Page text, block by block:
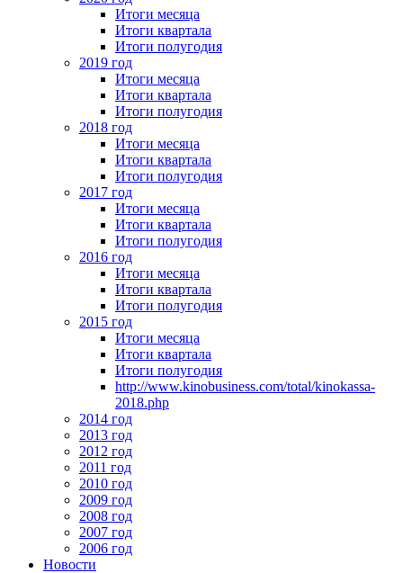
Итоги месяца
Итоги квартала
Итоги полугодия
2019 год
Итоги месяца
Итоги квартала
Итоги полугодия
2018 год
Итоги месяца
Итоги квартала
Итоги полугодия
2017 год
Итоги месяца
Итоги квартала
Итоги полугодия
2016 год
Итоги месяца
Итоги квартала
Итоги полугодия
2015 год
Итоги месяца
Итоги квартала
Итоги полугодия
http://www.kinobusiness.com/total/kinokassa-
2018.php
2014 год
2013 год
2012 год
2011 год
2010 год
2009 год
2008 год
2007 год
2006 год
Новости